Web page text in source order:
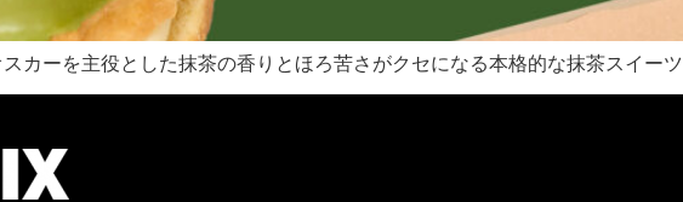
カーを主役とした抹茶の香りとほろ苦さがクセになる本格的な抹茶スイーツ